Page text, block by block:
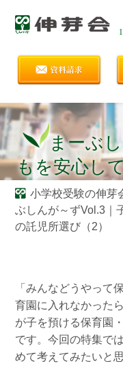
まーぶし
もを安心し
託
小学校受験の伸芽
ぶしんが～ずVol.3
の託児所選び（2）
「みんなどうやって
育園に入れなかった
が子を預ける保育園
です。今回の特集で
めて考えてみたいと思